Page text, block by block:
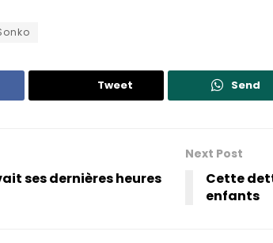
Tweet Send
ses dernières heures
Next Post
Cette
enfants